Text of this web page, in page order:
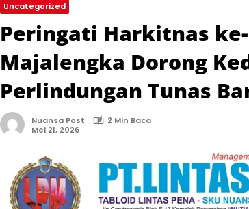
Uncategorized
Peringati Harkitnas
Majalengka Dorong
Perlindungan Tunas
Nuansa Post
2 Min Baca
Mei 21, 2026